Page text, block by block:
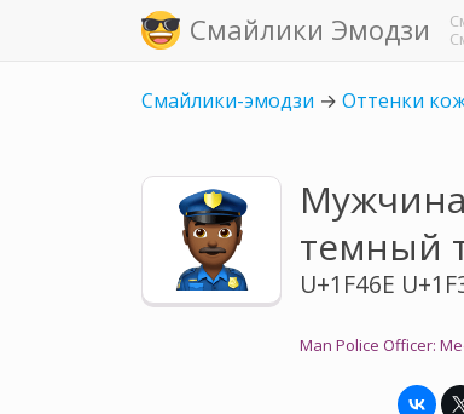
Смайлики Эмодзи
Смайлики-эмодзи → Оттенки
темный
U+1F46E
Man Police Officer: